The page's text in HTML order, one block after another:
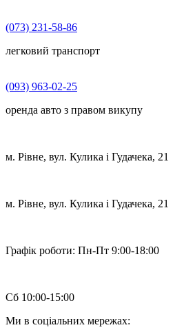
(073) 231-58-86
легковий транспорт
(093) 963-02-25
оренда авто з правом викупу
м. Рівне, вул. Кулика і Гудачека, 21
м. Рівне, вул. Кулика і Гудачека, 21
Графік роботи: Пн-Пт 9:00-18:00
Сб 10:00-15:00
Ми в соціальних мережах: